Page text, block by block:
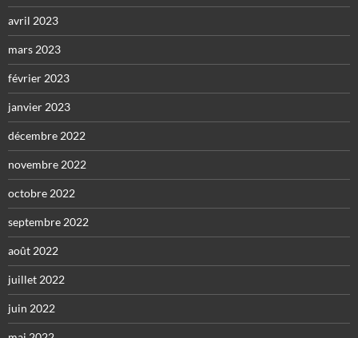
avril 2023
mars 2023
février 2023
janvier 2023
décembre 2022
novembre 2022
octobre 2022
septembre 2022
août 2022
juillet 2022
juin 2022